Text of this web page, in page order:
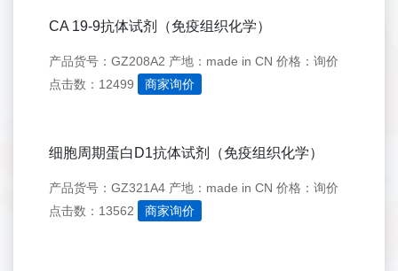
CA 19-9抗体试剂（免疫组织化学）
产品货号：GZ208A2 产地：made in CN 价格：询价
点击数：12499
商家询价
细胞周期蛋白D1抗体试剂（免疫组织化学）
产品货号：GZ321A4 产地：made in CN 价格：询价
点击数：13562
商家询价